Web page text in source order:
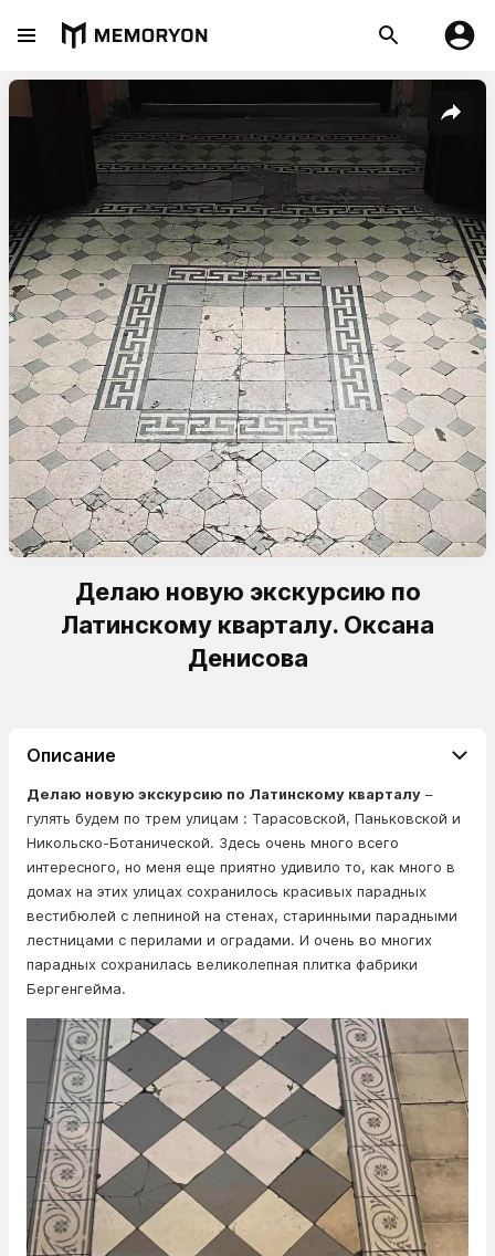
Делаю новую экскурсию по
Латинскому кварталу. Оксана
Денисова
Описание
Делаю новую экскурсию по Латинскому кварталу –
гулять будем по трем улицам : Тарасовской, Паньковской и
Никольско-Ботанической. Здесь очень много всего
интересного, но меня еще приятно удивило то, как много в
домах на этих улицах сохранилось красивых парадных
вестибюлей с лепниной на стенах, старинными парадными
лестницами с перилами и оградами. И очень во многих
парадных сохранилась великолепная плитка фабрики
Бергенгейма.